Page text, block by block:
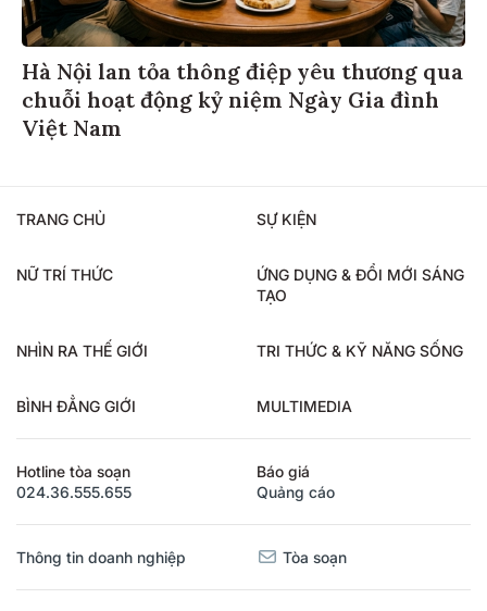
Hà Nội lan tỏa thông điệp yêu thương qua
chuỗi hoạt động kỷ niệm Ngày Gia đình
Việt Nam
TRANG CHỦ SỰ KIỆN
NỮ TRÍ THỨC
ỨNG DỤNG & ĐỔI MỚI SÁNG
TẠO
NHÌN RA THẾ GIỚI TRI THỨC & KỸ NĂNG SỐNG
BÌNH ĐẲNG GIỚI MULTIMEDIA
Hotline tòa soạn
024.36.555.655
Báo giá
Quảng cáo
Thông tin doanh nghiệp Tòa soạn